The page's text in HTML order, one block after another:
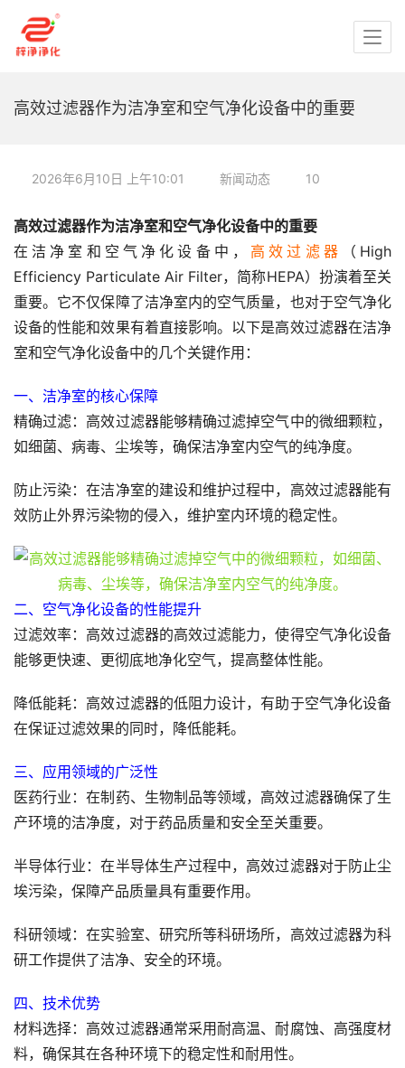
高效过滤器作为洁净室和空气净化设备中的重要
2026年6月10日 上午10:01 新闻动态 10
高效过滤器作为洁净室和空气净化设备中的重要
在洁净室和空气净化设备中， 高效过滤器
（High
Efficiency Particulate Air Filter，简称HEPA）扮演着至关
重要。它不仅保障了洁净室内的空气质量，也对于空气净化
设备的性能和效果有着直接影响。以下是高效过滤器在洁净
室和空气净化设备中的几个关键作用：
一、洁净室的核心保障
精确过滤：高效过滤器能够精确过滤掉空气中的微细颗粒，
如细菌、病毒、尘埃等，确保洁净室内空气的纯净度。
防止污染：在洁净室的建设和维护过程中，高效过滤器能有
效防止外界污染物的侵入，维护室内环境的稳定性。
二、空气净化设备的性能提升
过滤效率：高效过滤器的高效过滤能力，使得空气净化设备
能够更快速、更彻底地净化空气，提高整体性能。
降低能耗：高效过滤器的低阻力设计，有助于空气净化设备
在保证过滤效果的同时，降低能耗。
三、应用领域的广泛性
医药行业：在制药、生物制品等领域，高效过滤器确保了生
产环境的洁净度，对于药品质量和安全至关重要。
半导体行业：在半导体生产过程中，高效过滤器对于防止尘
埃污染，保障产品质量具有重要作用。
科研领域：在实验室、研究所等科研场所，高效过滤器为科
研工作提供了洁净、安全的环境。
四、技术优势
材料选择：高效过滤器通常采用耐高温、耐腐蚀、高强度材
料，确保其在各种环境下的稳定性和耐用性。